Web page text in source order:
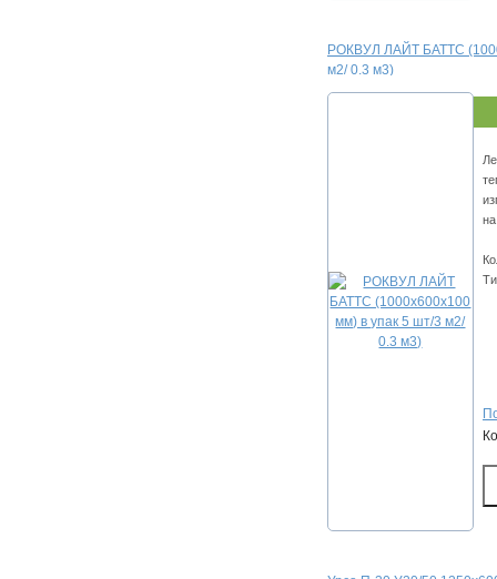
РОКВУЛ ЛАЙТ БАТТС
м2/ 0.3 м3)